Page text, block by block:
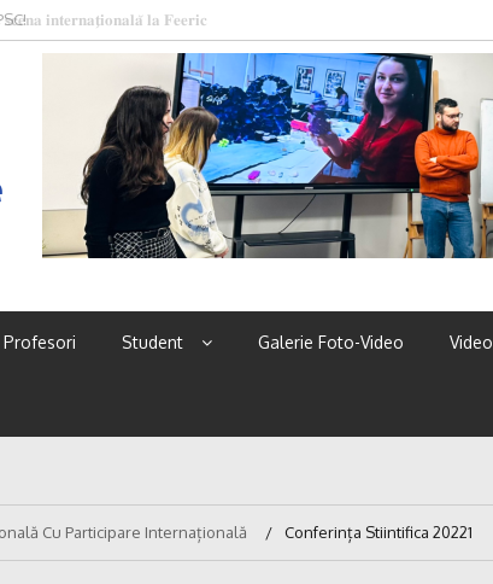
Profesori Student Galerie Foto-Video Video
Cu Participare Internațională Conferința Stiintifica 20221